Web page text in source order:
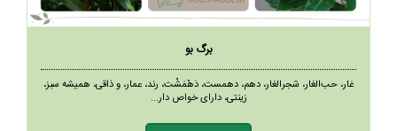
برگ بو
غار، حب‌الغار، شجرالغار، دهم، دهمست، دَهْمَشْت‎، رند، عمار، و ذاقی، همیشه سبز،
زینتی، دارای خواص دار...